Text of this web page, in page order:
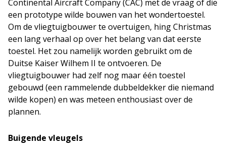
Continental Aircraft Company (CAC) met de vraag of die
een prototype wilde bouwen van het wondertoestel.
Om de vliegtuigbouwer te overtuigen, hing Christmas
een lang verhaal op over het belang van dat eerste
toestel. Het zou namelijk worden gebruikt om de
Duitse Kaiser Wilhem II te ontvoeren. De
vliegtuigbouwer had zelf nog maar één toestel
gebouwd (een rammelende dubbeldekker die niemand
wilde kopen) en was meteen enthousiast over de
plannen.
Buigende vleugels